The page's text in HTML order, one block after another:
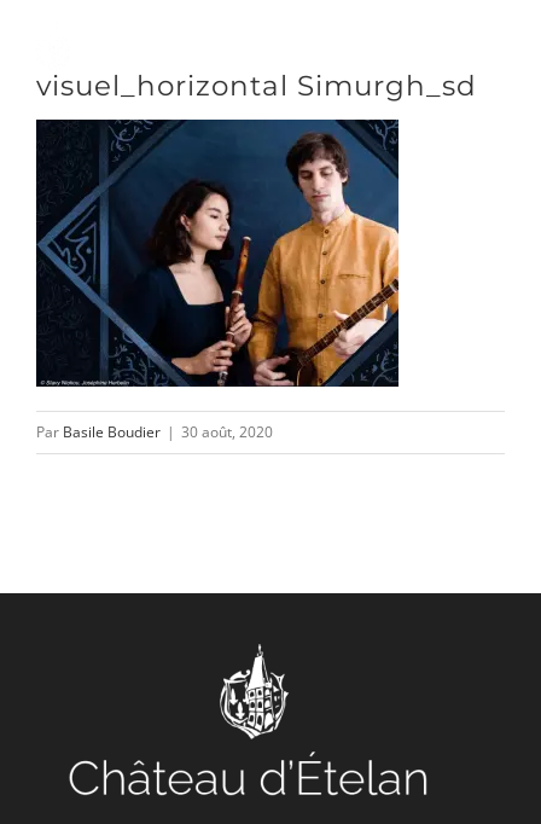
contenu
Toggle
DÉCOUVRIR
VENIR
NOUS SUIVRE
L’ASSOCIATION
visuel_horizontal Simurgh_sd
Par Basile Boudier | 30 août, 2020